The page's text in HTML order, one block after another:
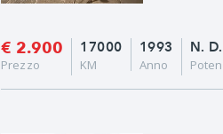
€ 2.900
Prezzo
1993
Anno
17000
KM
N. D.